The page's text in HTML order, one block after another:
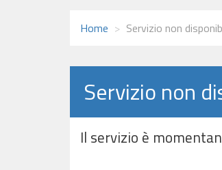
Home Servizio non
Servizio non
Il servizio è